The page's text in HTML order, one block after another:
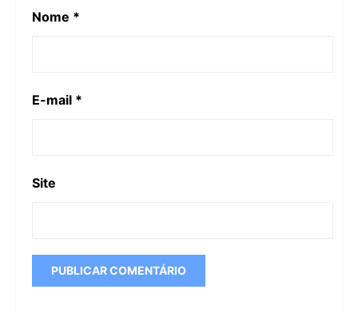
Nome *
E-mail *
Site